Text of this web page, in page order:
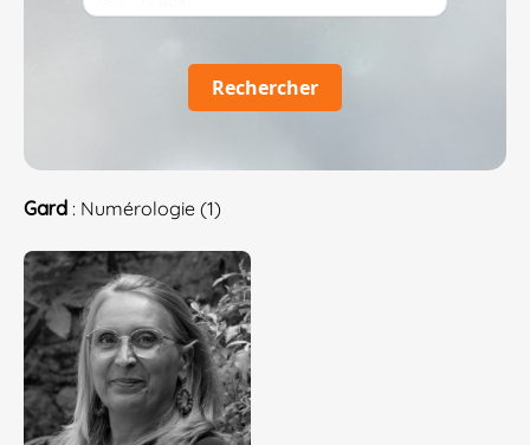
Rechercher
Gard : Numérologie (1)